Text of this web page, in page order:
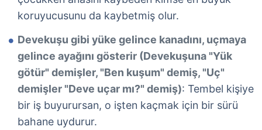
koruyucusunu da kaybetmiş olur.
Devekuşu gibi yüke gelince kanadını, uçmaya
gelince ayağını gösterir (Devekuşuna "Yük
götür" demişler, "Ben kuşum" demiş, "Uç"
demişler "Deve uçar mı?" demiş): Tembel kişiye
bir iş buyurursan, o işten kaçmak için bir sürü
bahane uydurur.